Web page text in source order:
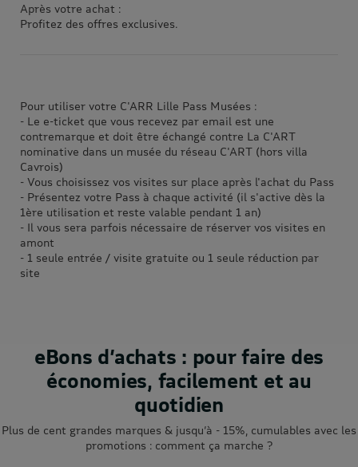
Après votre achat :
Profitez des offres exclusives.
Pour utiliser votre C'ARR Lille Pass Musées :
- Le e-ticket que vous recevez par email est une
contremarque et doit être échangé contre La C'ART
nominative dans un musée du réseau C'ART (hors villa
Cavrois)
- Vous choisissez vos visites sur place après l'achat du Pass
- Présentez votre Pass à chaque activité (il s'active dès la
1ère utilisation et reste valable pendant 1 an)
- Il vous sera parfois nécessaire de réserver vos visites en
amont
- 1 seule entrée / visite gratuite ou 1 seule réduction par
site
eBons d’achats : pour faire des
économies, facilement et au
quotidien
Plus de cent grandes marques & jusqu’à - 15%, cumulables avec les
promotions : comment ça marche ?